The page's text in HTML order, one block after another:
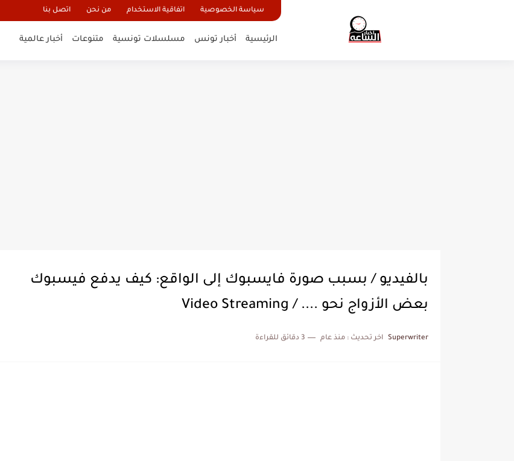
سياسة الخصوصية اتفاقية الاستخدام من نحن اتصل بنا
الرئيسية أخبار تونس مسلسلات تونسية متنوعات أخبار عالمية
بالفيديو / بسبب صورة فايسبوك إلى الواقع: كيف يدفع فيسبوك
بعض الأزواج نحو .... / Video Streaming
Superwriter اخر تحديث : منذ عام 3 دقائق للقراءة